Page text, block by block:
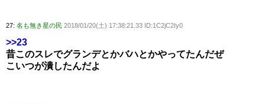
27: 名も無き星の民 2018/01/20(土) 17:38:21.33 ID:1C2jC2Iy0
>>23
昔このスレでグランデとかバハとかやってたんだぜ
こいつが潰したんだよ